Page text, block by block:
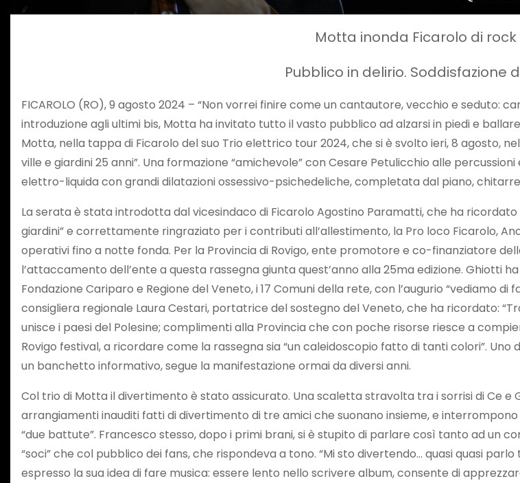
Motta inonda Ficarolo di
Pubblico in delirio. Soddisfazione
FICAROLO (RO), 9 agosto 2024 – “Non vorrei finire come un cantautore, vecchio e seduto:
introduzione agli ultimi bis, Motta ha invitato tutto il vasto pubblico ad alzarsi in piedi e
Motta, nella tappa di Ficarolo del suo Trio elettrico tour 2024, che si è svolto ieri, 8 agosto,
ville e giardini 25 anni”. Una formazione “amichevole” con Cesare Petulicchio alle
elettro-liquida con grandi dilatazioni ossessivo-psichedeliche, completata dal piano,
La serata è stata introdotta dal vicesindaco di Ficarolo Agostino Paramatti, che ha
giardini” e correttamente ringraziato per i contributi all’allestimento, la Pro loco Ficarolo,
operativi fino a notte fonda. Per la Provincia di Rovigo, ente promotore e co-finanziatore
l’attaccamento dell’ente a questa rassegna giunta quest’anno alla 25ma edizione. Ghiotti
Fondazione Cariparo e Regione del Veneto, i 17 Comuni della rete, con l’augurio “vediamo
consigliera regionale Laura Cestari, portatrice del sostegno del Veneto, che ha ricordato:
unisce i paesi del Polesine; complimenti alla Provincia che con poche risorse riesce a
Rovigo festival, a ricordare come la rassegna sia “un caleidoscopio fatto di tanti colori”.
un banchetto informativo, segue la manifestazione ormai da diversi anni.
Col trio di Motta il divertimento è stato assicurato. Una scaletta stravolta tra i sorrisi di Ce e
arrangiamenti inauditi fatti di divertimento di tre amici che suonano insieme, e
“due battute”. Francesco stesso, dopo i primi brani, si è stupito di parlare così tanto ad un
“soci” che col pubblico dei fans, che rispondeva a tono. “Mi sto divertendo… quasi quasi parlo
espresso la sua idea di fare musica: essere lento nello scrivere album, consente di